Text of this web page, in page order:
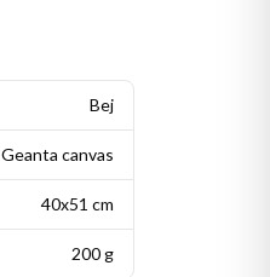
Bej
Geanta canvas
40x51 cm
200 g